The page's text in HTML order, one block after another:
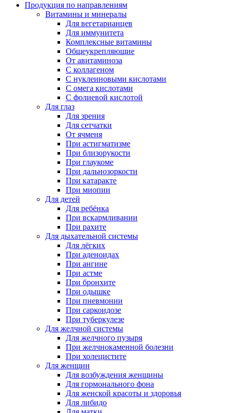
Продукция по направлениям
Витамины и минералы
Для вегетарианцев
Для иммунитета
Комплексные витамины
Общеукрепляющие
От авитаминоза
С коллагеном
С нуклеиновыми кислотами
С омега кислотами
С фолиевой кислотой
Для глаз
Для зрения
Для сетчатки
От ячменя
При астигматизме
При близорукости
При глаукоме
При дальнозоркости
При катаракте
При миопии
Для детей
Для ребёнка
При вскармливании
При рахите
Для дыхательной системы
Для лёгких
При аденоидах
При ангине
При астме
При бронхите
При одышке
При пневмонии
При саркоидозе
При туберкулезе
Для желчной системы
Для желчного пузыря
При желчнокаменной болезни
При холецистите
Для женщин
Для возбуждения женщины
Для гормонального фона
Для женской красоты и здоровья
Для либидо